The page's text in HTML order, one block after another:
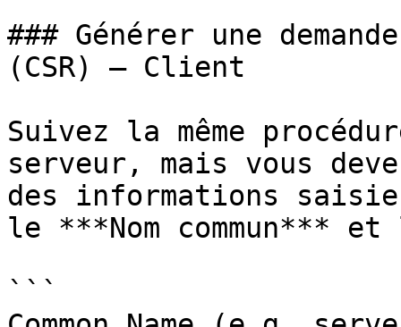
### Générer une
(CSR) – Client
Suivez la même
serveur, mais vous
des informations
le ***Nom commun***
```